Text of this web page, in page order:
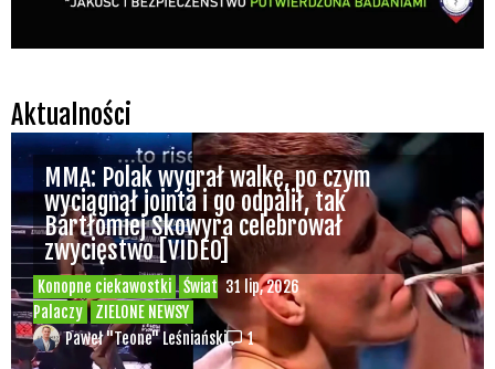
Aktualności
Konopne ciekawostki
Świat
Palaczy
ZIELONE NEWSY
31 lip, 2026
MMA: Polak wygrał walkę, po czym
wyciągnął jointa i go odpalił, tak
Bartłomiej Skowyra celebrował
zwycięstwo [VIDEO]
Paweł "Teone" Leśniański 1